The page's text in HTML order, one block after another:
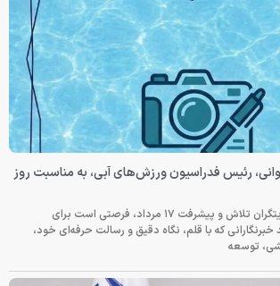
رئیس فدراسیون ورزش‌های آبی، به مناسبت روز
خبرنگاران؛ راویان آب، روایتگران تلاش و پیشرفت ۱۷ مرداد، فرصتی است برای
که با قلم، نگاه دقیق و رسالت حرفه‌ای خود،
توسعه